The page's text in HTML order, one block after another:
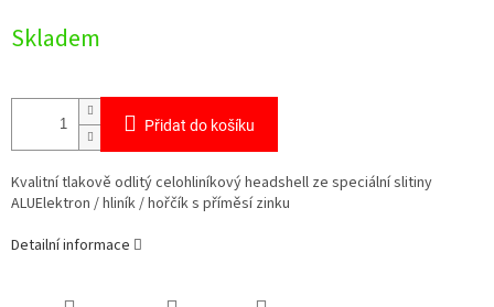
cena:
Skladem
Přidat do košíku
Kvalitní tlakově odlitý celohliníkový headshell ze speciální slitiny
ALUElektron / hliník / hořčík s příměsí zinku
Detailní informace